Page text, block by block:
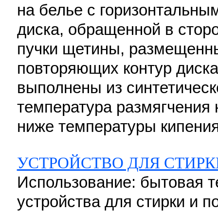
на белье с
диска, обращенной в
пучки щетины,
повторяющих контур
выполнены из
температура
ниже температуры
УСТРОЙСТВО ДЛЯ
Использование: бытовая
устройства для стирки и